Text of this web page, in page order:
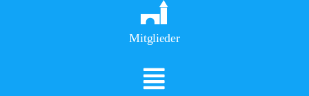
Mitglieder